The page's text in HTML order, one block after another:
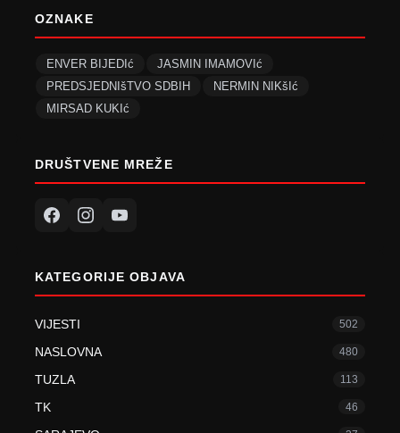
OZNAKE
ENVER BIJEDIć
JASMIN IMAMOVIć
PREDSJEDNIšTVO SDBIH
NERMIN NIKšIć
MIRSAD KUKIć
DRUŠTVENE MREŽE
KATEGORIJE OBJAVA
VIJESTI 502
NASLOVNA 480
TUZLA 113
TK 46